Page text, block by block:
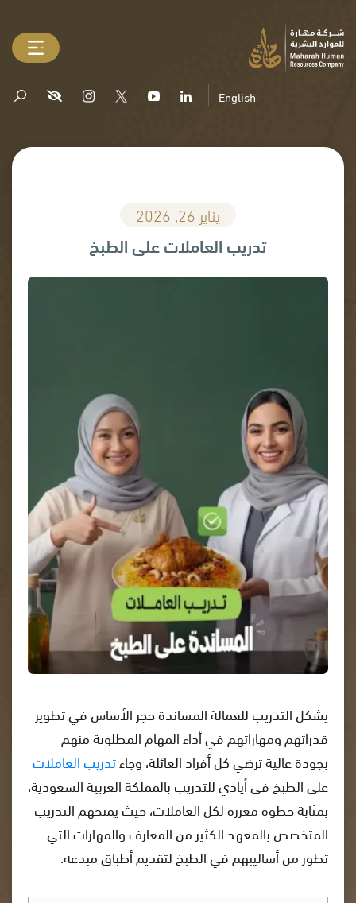
English
يناير 26, 2026
تدريب العاملات على الطبخ
يشكل التدريب للعمالة المساندة حجر الأساس في تطوير
قدراتهم ومهاراتهم في أداء المهام المطلوبة منهم
بجودة عالية ترضي كل أفراد العائلة، وجاءتدريب العاملات
على الطبخ في أيادي للتدريب بالمملكة العربية السعودية،
بمثابة خطوة معززة لكل العاملات، حيث يمنحهم التدريب
المتخصص بالمعهد الكثير من المعارف والمهارات التي
تطور من أساليبهم في الطبخ لتقديم أطباق مبدعة.